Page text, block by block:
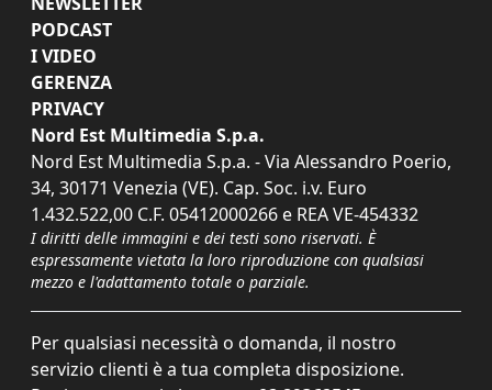
PODCAST
I VIDEO
GERENZA
PRIVACY
Nord Est Multimedia S.p.a.
Nord Est Multimedia S.p.a. - Via Alessandro Poerio,
34, 30171 Venezia (VE). Cap. Soc. i.v. Euro
1.432.522,00 C.F. 05412000266 e REA VE-454332
I diritti delle immagini e dei testi sono riservati. È
espressamente vietata la loro riproduzione con qualsiasi
mezzo e l'adattamento totale o parziale.
Per qualsiasi necessità o domanda, il nostro
servizio clienti è a tua completa disposizione.